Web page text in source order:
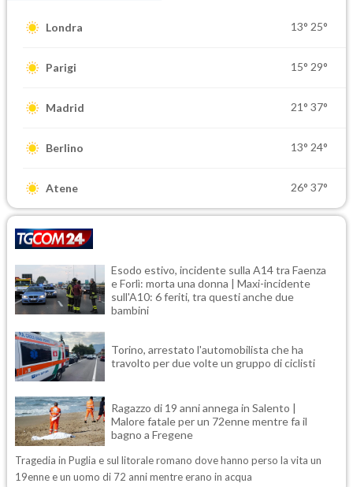
Londra 13° 25°
Parigi 15° 29°
Madrid 21° 37°
Berlino 13° 24°
Atene 26° 37°
Esodo estivo, incidente sulla A14 tra Faenza
e Forlì: morta una donna | Maxi-incidente
sull'A10: 6 feriti, tra questi anche due
bambini
Torino, arrestato l'automobilista che ha
travolto per due volte un gruppo di ciclisti
Ragazzo di 19 anni annega in Salento |
Malore fatale per un 72enne mentre fa il
bagno a Fregene
Tragedia in Puglia e sul litorale romano dove hanno perso la vita un
19enne e un uomo di 72 anni mentre erano in acqua